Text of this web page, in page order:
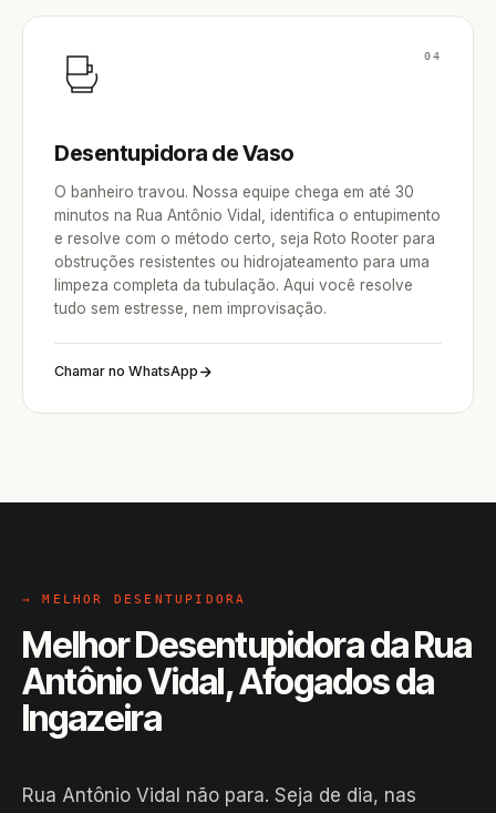
04
Desentupidora de Vaso
O banheiro travou. Nossa equipe chega em até 30
minutos na Rua Antônio Vidal, identifica o entupimento
e resolve com o método certo, seja Roto Rooter para
obstruções resistentes ou hidrojateamento para uma
limpeza completa da tubulação. Aqui você resolve
tudo sem estresse, nem improvisação.
Chamar no WhatsApp
→ MELHOR DESENTUPIDORA
Melhor Desentupidora da Rua
Antônio Vidal, Afogados da
Ingazeira
Rua Antônio Vidal não para. Seja de dia, nas